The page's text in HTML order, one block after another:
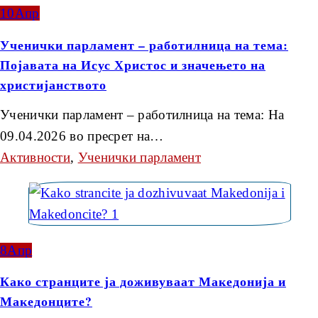
10Апр
Ученички парламент – работилница на тема:
Појавата на Исус Христос и значењето на
христијанството
Ученички парламент – работилница на тема: На
09.04.2026 во пресрет на…
Активности, Ученички парламент
8Апр
Како странците ја доживуваат Македонија и
Македонците?